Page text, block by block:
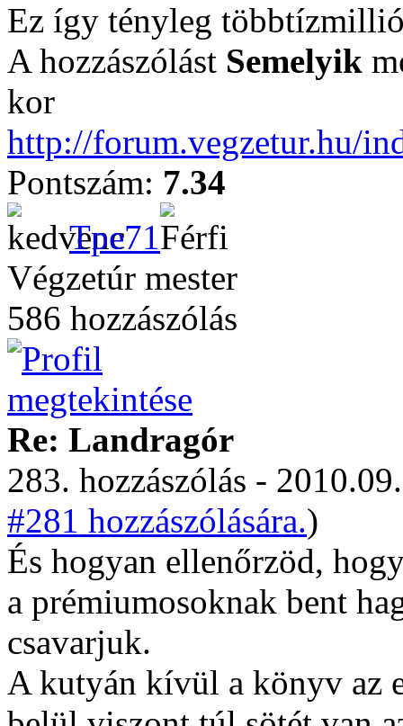
Ez így tényleg
A hozzászólást Semelyik
kor
http://forum.vegzetur.hu/
Pontszám: 7.34
Tpe71
Végzetúr mester
586 hozzászólás
Re: Landragór
283. hozzászólás -
#281 hozzászólására.)
És hogyan ellenőrzöd,
a prémiumosoknak bent
csavarjuk.
A kutyán kívül a könyv az